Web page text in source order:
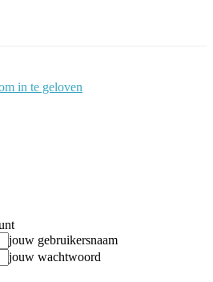
in te geloven
jouw gebruikersnaam
jouw wachtwoord